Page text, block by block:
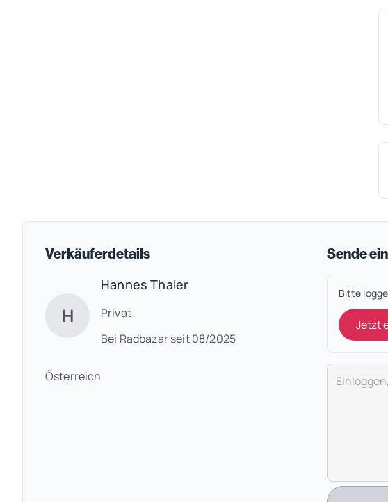
Verkäuferdetails
H
Hannes Thaler
Privat
Bei Radbazar seit 08/2025
Österreich
Sende
Bitte
Jetzt
Deine